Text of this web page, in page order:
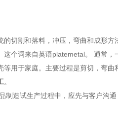
切割和落料，冲压，弯曲和成形
这个词来自英语platemetal。 通常，
用于家庭。主要过程是剪切，弯
。
造试生产过程中，应先与客户沟